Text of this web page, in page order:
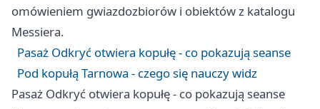
omówieniem gwiazdozbiorów i obiektów z katalogu
Messiera.
Pasaż Odkryć otwiera kopułę - co pokazują seanse
Pod kopułą Tarnowa - czego się nauczy widz
Pasaż Odkryć otwiera kopułę - co pokazują seanse